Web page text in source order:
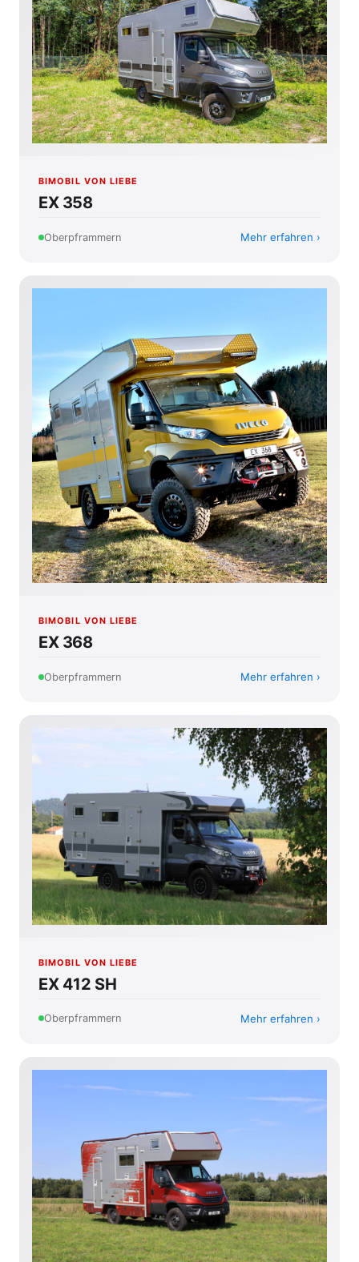
BIMOBIL VON LIEBE
EX 358
Oberpframmern Mehr erfahren
BIMOBIL VON LIEBE
EX 368
Oberpframmern Mehr erfahren
BIMOBIL VON LIEBE
EX 412 SH
Oberpframmern Mehr erfahren